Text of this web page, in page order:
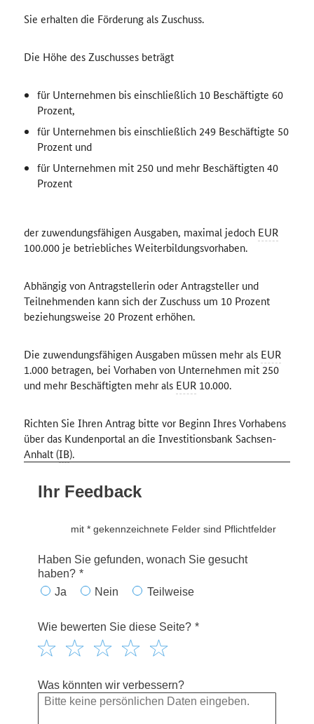
Sie erhalten die Förderung als Zuschuss.
Die Höhe des Zuschusses beträgt
für Unternehmen bis einschließlich 10 Beschäftigte 60
Prozent,
für Unternehmen bis einschließlich 249 Beschäftigte 50
Prozent und
für Unternehmen mit 250 und mehr Beschäftigten 40
Prozent
der zuwendungsfähigen Ausgaben, maximal jedoch EUR
100.000 je betriebliches Weiterbildungsvorhaben.
Abhängig von Antragstellerin oder Antragsteller und
Teilnehmenden kann sich der Zuschuss um 10 Prozent
beziehungsweise 20 Prozent erhöhen.
Die zuwendungsfähigen Ausgaben müssen mehr als EUR
1.000 betragen, bei Vorhaben von Unternehmen mit 250
und mehr Beschäftigten mehr als EUR10.000.
Richten Sie Ihren Antrag bitte vor Beginn Ihres Vorhabens
über das Kundenportal an die Investitionsbank Sachsen-
Anhalt (IB).